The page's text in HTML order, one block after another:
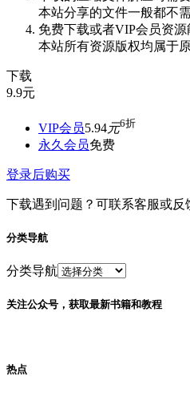
本站分享的文件一般都不
免费下载或者VIP会员资源
本站所有资源版权均属于
下载
9.9元
VIP会员5.94元6折
永久会员免费
登录后购买
下载遇到问题？可联系客服或反
分类导航
分类导航
关注公众号，获取最新书籍和教程
热点